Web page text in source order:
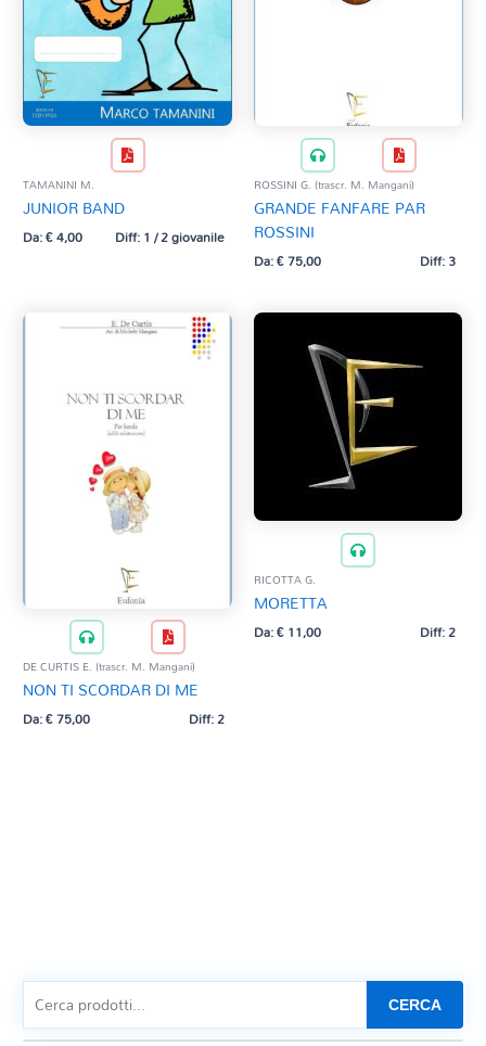
TAMANINI M.
JUNIOR BAND
Da:€4,00 Diff: 1 / 2 giovanile
ROSSINI G. (trascr. M. Mangani)
GRANDE FANFARE PAR
ROSSINI
Da:€75,00 Diff: 3
DE CURTIS E. (trascr. M. Mangani)
NON TI SCORDAR DI ME
Da:€75,00 Diff: 2
RICOTTA G.
MORETTA
Da:€11,00 Diff: 2
CERCA